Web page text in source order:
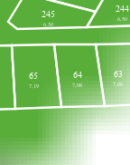
6,50
245 6,50
244
7,08
63
7,08
64
7,19
65